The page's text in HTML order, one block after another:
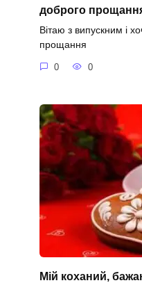
доброго
Вітаю з випускним і
прощання
0 0
Мій коханий,